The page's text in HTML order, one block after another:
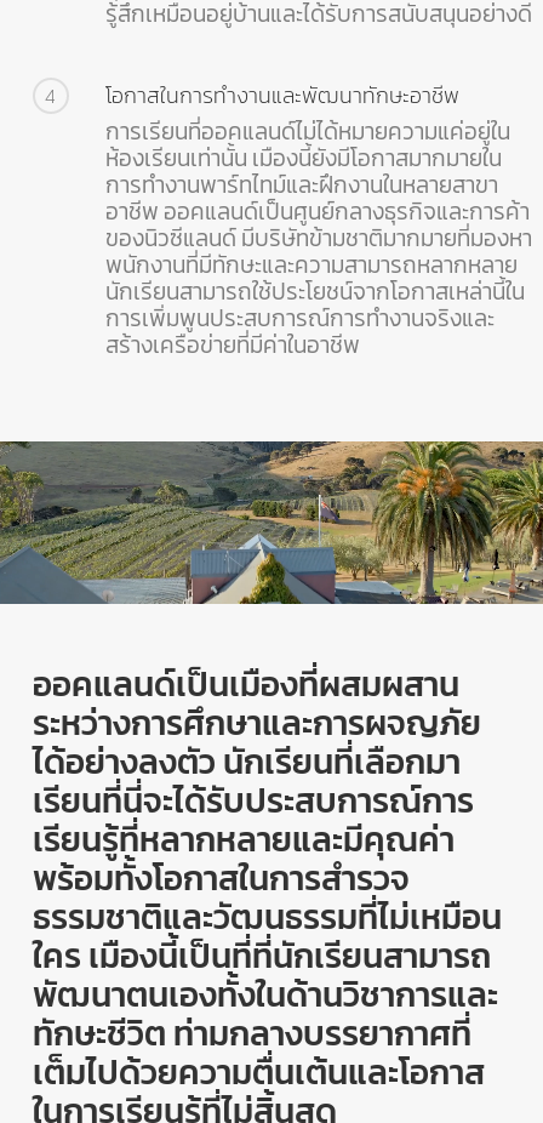
รู้สึกเหมือนอยู่บ้านและได้รับการสนับสนุนอย่างดี
4 โอกาสในการทำงานและพัฒนาทักษะอาชีพ
การเรียนที่ออคแลนด์ไม่ได้หมายความแค่อยู่ใน
ห้องเรียนเท่านั้น เมืองนี้ยังมีโอกาสมากมายใน
การทำงานพาร์ทไทม์และฝึกงานในหลายสาขา
อาชีพ ออคแลนด์เป็นศูนย์กลางธุรกิจและการค้า
ของนิวซีแลนด์ มีบริษัทข้ามชาติมากมายที่มองหา
พนักงานที่มีทักษะและความสามารถหลากหลาย
นักเรียนสามารถใช้ประโยชน์จากโอกาสเหล่านี้ใน
การเพิ่มพูนประสบการณ์การทำงานจริงและ
สร้างเครือข่ายที่มีค่าในอาชีพ
ออคแลนด์เป็นเมืองที่ผสมผสาน
ระหว่างการศึกษาและการผจญภัย
ได้อย่างลงตัว นักเรียนที่เลือกมา
เรียนที่นี่จะได้รับประสบการณ์การ
เรียนรู้ที่หลากหลายและมีคุณค่า
พร้อมทั้งโอกาสในการสำรวจ
ธรรมชาติและวัฒนธรรมที่ไม่เหมือน
ใคร เมืองนี้เป็นที่ที่นักเรียนสามารถ
พัฒนาตนเองทั้งในด้านวิชาการและ
ทักษะชีวิต ท่ามกลางบรรยากาศที่
เต็มไปด้วยความตื่นเต้นและโอกาส
ในการเรียนรู้ที่ไม่สิ้นสุด